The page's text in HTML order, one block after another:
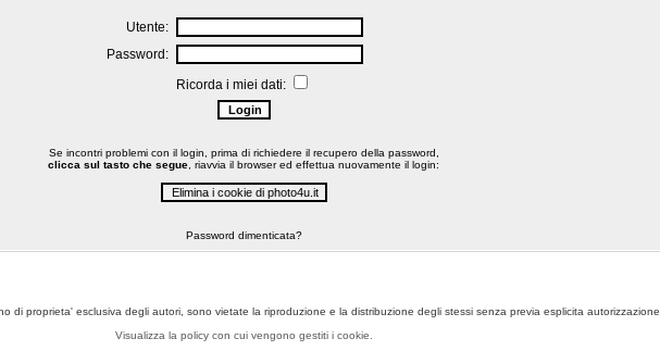
Utente:
Password:
Ricorda i miei dati:
Se incontri problemi con il login, prima di richiedere il recupero della password,
clicca sul tasto che segue , riavvia il browser ed effettua nuovamente il login:
Password dimenticata?
di proprieta' esclusiva degli autori, sono vietate la riproduzione e la distribuzione degli stessi senza previa esplicita autorizzazione.
Visualizza la policy con cui vengono gestiti i cookie.